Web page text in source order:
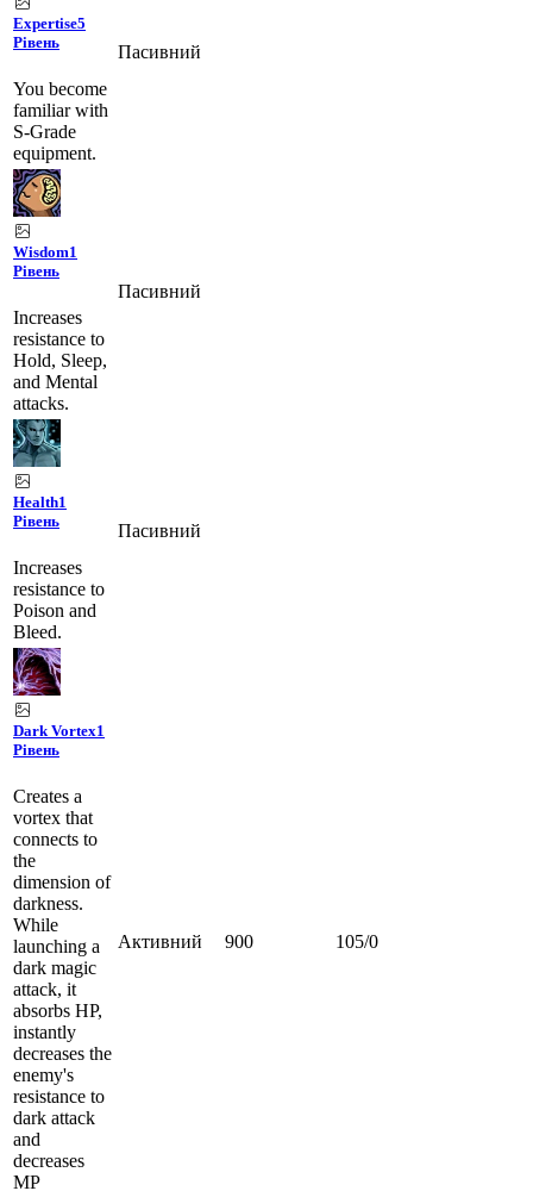
Expertise5
Рівень
You become
familiar with
S-Grade
equipment.
Пасивний
Wisdom1
Рівень
Increases
resistance to
Hold, Sleep,
and Mental
attacks.
Пасивний
Health1
Рівень
Increases
resistance to
Poison and
Bleed.
Пасивний
Dark Vortex1
Рівень
Creates a
vortex that
connects to
the
dimension of
darkness.
While
launching a
dark magic
attack, it
absorbs HP,
instantly
decreases the
enemy's
resistance to
dark attack
and
decreases
MP
Активний 900 105/0